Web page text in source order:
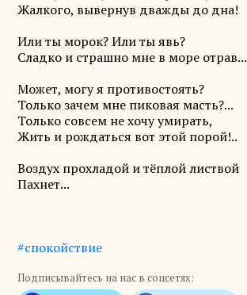
Жалкого, вывернув дважды до дна!
Или ты морок? Или ты явь?
Сладко и страшно мне в море отрав...
Может, могу я противостоять?
Только зачем мне пиковая масть?...
Только совсем не хочу умирать,
Жить и рождаться вот этой порой!..
Воздух прохладой и тёплой листвой
Пахнет...
#спокойствие
Подписывайтесь на нас в соцсетях: